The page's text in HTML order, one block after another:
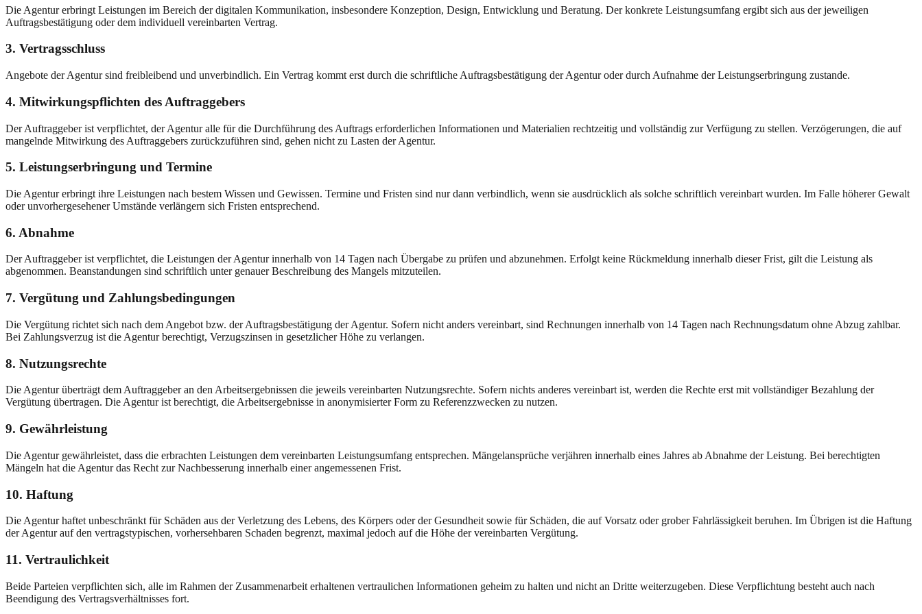
Die Agentur erbringt Leistungen im Bereich der digitalen Kommunikation, insbesondere Konzeption, Design, Entwicklung und Beratung. Der konkrete Leistungsumfang ergibt sich aus der jeweiligen
Auftragsbestätigung oder dem individuell vereinbarten Vertrag.
3. Vertragsschluss
Angebote der Agentur sind freibleibend und unverbindlich. Ein Vertrag kommt erst durch die schriftliche Auftragsbestätigung der Agentur oder durch Aufnahme der Leistungserbringung zustande.
4. Mitwirkungspflichten des Auftraggebers
Der Auftraggeber ist verpflichtet, der Agentur alle für die Durchführung des Auftrags erforderlichen Informationen und Materialien rechtzeitig und vollständig zur Verfügung zu stellen. Verzögerungen, die auf
mangelnde Mitwirkung des Auftraggebers zurückzuführen sind, gehen nicht zu Lasten der Agentur.
5. Leistungserbringung und Termine
Die Agentur erbringt ihre Leistungen nach bestem Wissen und Gewissen. Termine und Fristen sind nur dann verbindlich, wenn sie ausdrücklich als solche schriftlich vereinbart wurden. Im Falle höherer Gewalt
oder unvorhergesehener Umstände verlängern sich Fristen entsprechend.
6. Abnahme
Der Auftraggeber ist verpflichtet, die Leistungen der Agentur innerhalb von 14 Tagen nach Übergabe zu prüfen und abzunehmen. Erfolgt keine Rückmeldung innerhalb dieser Frist, gilt die Leistung als
abgenommen. Beanstandungen sind schriftlich unter genauer Beschreibung des Mangels mitzuteilen.
7. Vergütung und Zahlungsbedingungen
Die Vergütung richtet sich nach dem Angebot bzw. der Auftragsbestätigung der Agentur. Sofern nicht anders vereinbart, sind Rechnungen innerhalb von 14 Tagen nach Rechnungsdatum ohne Abzug zahlbar.
Bei Zahlungsverzug ist die Agentur berechtigt, Verzugszinsen in gesetzlicher Höhe zu verlangen.
8. Nutzungsrechte
Die Agentur überträgt dem Auftraggeber an den Arbeitsergebnissen die jeweils vereinbarten Nutzungsrechte. Sofern nichts anderes vereinbart ist, werden die Rechte erst mit vollständiger Bezahlung der
Vergütung übertragen. Die Agentur ist berechtigt, die Arbeitsergebnisse in anonymisierter Form zu Referenzzwecken zu nutzen.
9. Gewährleistung
Die Agentur gewährleistet, dass die erbrachten Leistungen dem vereinbarten Leistungsumfang entsprechen. Mängelansprüche verjähren innerhalb eines Jahres ab Abnahme der Leistung. Bei berechtigten
Mängeln hat die Agentur das Recht zur Nachbesserung innerhalb einer angemessenen Frist.
10. Haftung
Die Agentur haftet unbeschränkt für Schäden aus der Verletzung des Lebens, des Körpers oder der Gesundheit sowie für Schäden, die auf Vorsatz oder grober Fahrlässigkeit beruhen. Im Übrigen ist die Haftung
der Agentur auf den vertragstypischen, vorhersehbaren Schaden begrenzt, maximal jedoch auf die Höhe der vereinbarten Vergütung.
11. Vertraulichkeit
Beide Parteien verpflichten sich, alle im Rahmen der Zusammenarbeit erhaltenen vertraulichen Informationen geheim zu halten und nicht an Dritte weiterzugeben. Diese Verpflichtung besteht auch nach
Beendigung des Vertragsverhältnisses fort.